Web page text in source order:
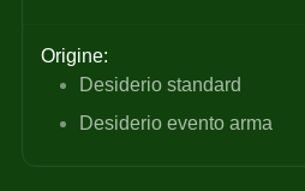
Origine:
Desiderio standard
Desiderio evento arma